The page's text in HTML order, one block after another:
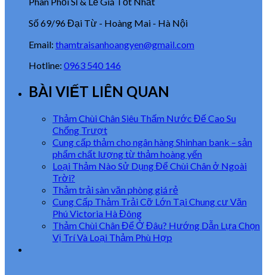
Số 69/96 Đại Từ - Hoàng Mai - Hà Nội
Email: thamtraisanhoangyen@gmail.com
Hotline: 0963 540 146
BÀI VIẾT LIÊN QUAN
Thảm Chùi Chân Siêu Thấm Nước Đế Cao Su
Chống Trượt
Cung cấp thảm cho ngân hàng Shinhan bank – sản
phẩm chất lượng từ thảm hoàng yến
Loại Thảm Nào Sử Dụng Để Chùi Chân ở Ngoài
Trời?
Thảm trải sàn văn phòng giá rẻ
Cung Cấp Thảm Trải Cỡ Lớn Tại Chung cư Văn
Phú Victoria Hà Đông
Thảm Chùi Chân Để Ở Đâu? Hướng Dẫn Lựa Chọn
Vị Trí Và Loại Thảm Phù Hợp